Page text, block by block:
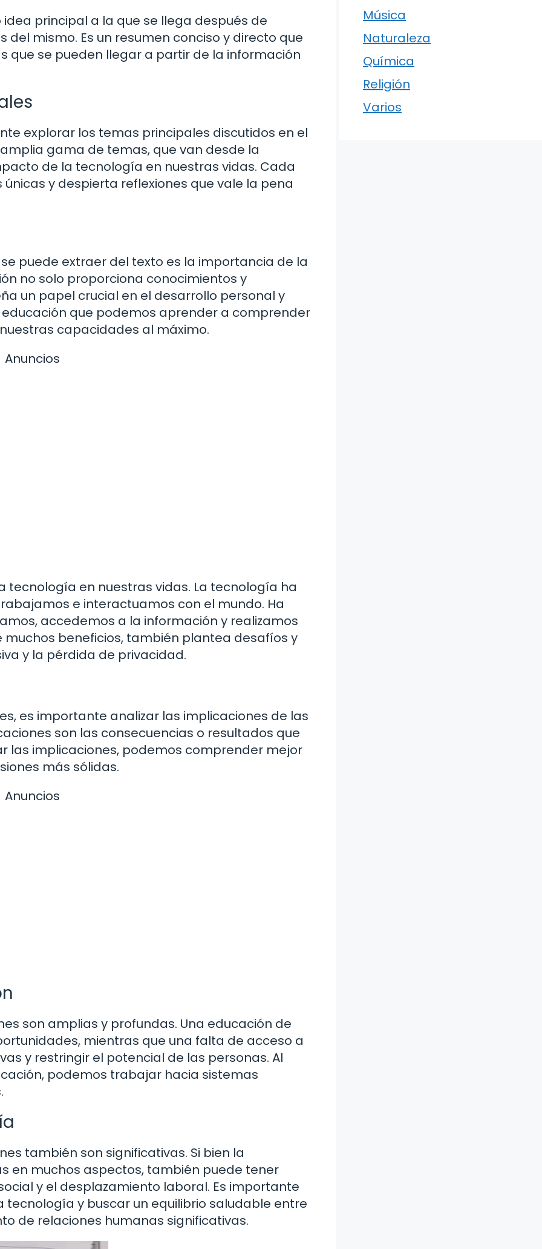
principal a la que se llega después de
mismo. Es un resumen conciso y directo que
que se pueden llegar a partir de la información
explorar los temas principales discutidos en el
gama de temas, que van desde la
de la tecnología en nuestras vidas. Cada
y despierta reflexiones que vale la pena
puede extraer del texto es la importancia de la
no solo proporciona conocimientos y
un papel crucial en el desarrollo personal y
educación que podemos aprender a comprender
capacidades al máximo.
Anuncios
tecnología en nuestras vidas. La tecnología ha
e interactuamos con el mundo. Ha
accedemos a la información y realizamos
beneficios, también plantea desafíos y
y la pérdida de privacidad.
es importante analizar las implicaciones de las
son las consecuencias o resultados que
las implicaciones, podemos comprender mejor
más sólidas.
Anuncios
son amplias y profundas. Una educación de
mientras que una falta de acceso a
y restringir el potencial de las personas. Al
podemos trabajar hacia sistemas
también son significativas. Si bien la
en muchos aspectos, también puede tener
y el desplazamiento laboral. Es importante
y buscar un equilibrio saludable entre
de relaciones humanas significativas.
Música
Naturaleza
Química
Religión
Varios